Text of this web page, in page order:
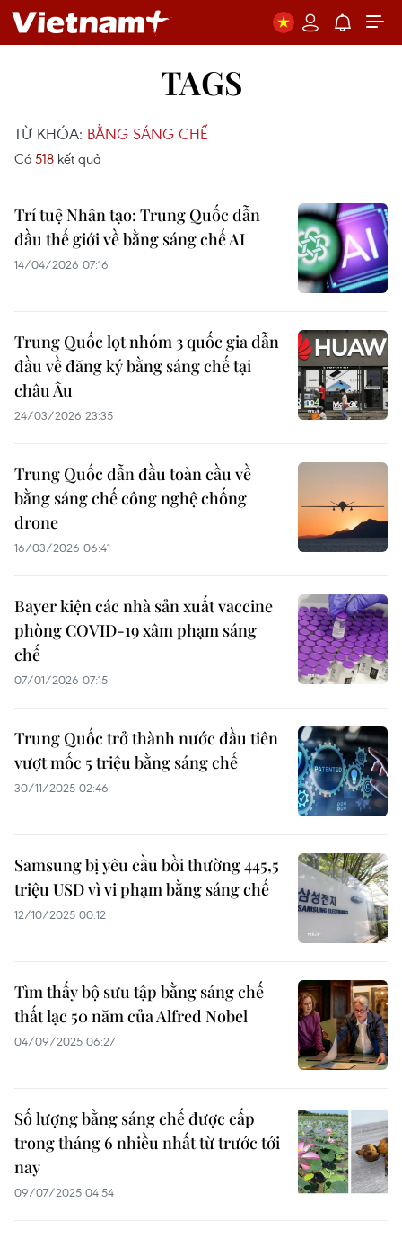
TAGS
TỪ KHÓA: BẰNG SÁNG CHẾ
Có 518 kết quả
Trí tuệ Nhân tạo: Trung Quốc dẫn
đầu thế giới về bằng sáng chế AI
14/04/2026 07:16
Trung Quốc lọt nhóm 3 quốc gia dẫn
đầu về đăng ký bằng sáng chế tại
châu Âu
24/03/2026 23:35
Trung Quốc dẫn đầu toàn cầu về
bằng sáng chế công nghệ chống
drone
16/03/2026 06:41
Bayer kiện các nhà sản xuất vaccine
phòng COVID-19 xâm phạm sáng
chế
07/01/2026 07:15
Trung Quốc trở thành nước đầu tiên
vượt mốc 5 triệu bằng sáng chế
30/11/2025 02:46
Samsung bị yêu cầu bồi thường 445,5
triệu USD vì vi phạm bằng sáng chế
12/10/2025 00:12
Tìm thấy bộ sưu tập bằng sáng chế
thất lạc 50 năm của Alfred Nobel
04/09/2025 06:27
Số lượng bằng sáng chế được cấp
trong tháng 6 nhiều nhất từ trước tới
nay
09/07/2025 04:54